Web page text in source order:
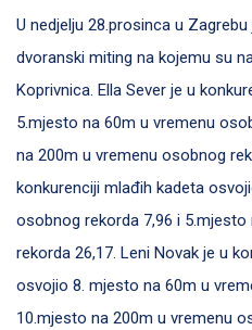
U nedjelju 28.prosinca u
dvoranski miting na kojemu su
Koprivnica. Ella Sever je u
5.mjesto na 60m u vremenu
na 200m u vremenu osobnog
konkurenciji mlađih kadeta
osobnog rekorda 7,96 i
rekorda 26,17. Leni Novak je u
osvojio 8. mjesto na 60m u
10.mjesto na 200m u vremenu